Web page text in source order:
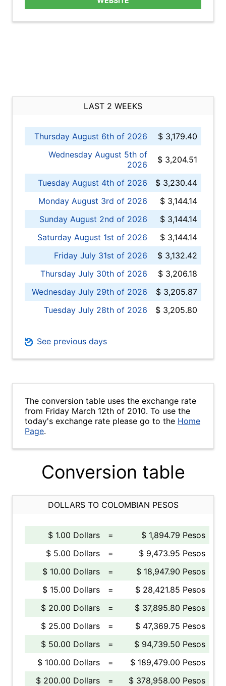
LAST 2 WEEKS
Thursday August 6th of 2026
$ 3,179.40
Wednesday August 5th of
2026
$ 3,204.51
Tuesday August 4th of 2026
$ 3,230.44
Monday August 3rd of 2026
$ 3,144.14
Sunday August 2nd of 2026
$ 3,144.14
Saturday August 1st of 2026
$ 3,144.14
Friday July 31st of 2026
$ 3,132.42
Thursday July 30th of 2026
$ 3,206.18
Wednesday July 29th of 2026
$ 3,205.87
Tuesday July 28th of 2026
$ 3,205.80
See previous days
The conversion table uses the exchange rate
from Friday March 12th of 2010. To use the
today's exchange rate please go to the Home
Page.
Conversion table
DOLLARS TO COLOMBIAN PESOS
$ 1.00 Dollars =
$ 1,894.79 Pesos
$ 5.00 Dollars
=
$ 9,473.95 Pesos
$ 10.00 Dollars
=
$ 18,947.90 Pesos
$ 15.00 Dollars
=
$ 28,421.85 Pesos
$ 20.00 Dollars
=
$ 37,895.80 Pesos
$ 25.00 Dollars
=
$ 47,369.75 Pesos
$ 50.00 Dollars
=
$ 94,739.50 Pesos
$ 100.00 Dollars
=
$ 189,479.00 Pesos
$ 200.00 Dollars
=
$ 378,958.00 Pesos